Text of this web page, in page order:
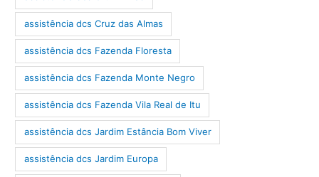
assistência dcs Cruz das Almas
assistência dcs Fazenda Floresta
assistência dcs Fazenda Monte Negro
assistência dcs Fazenda Vila Real de Itu
assistência dcs Jardim Estância Bom Viver
assistência dcs Jardim Europa